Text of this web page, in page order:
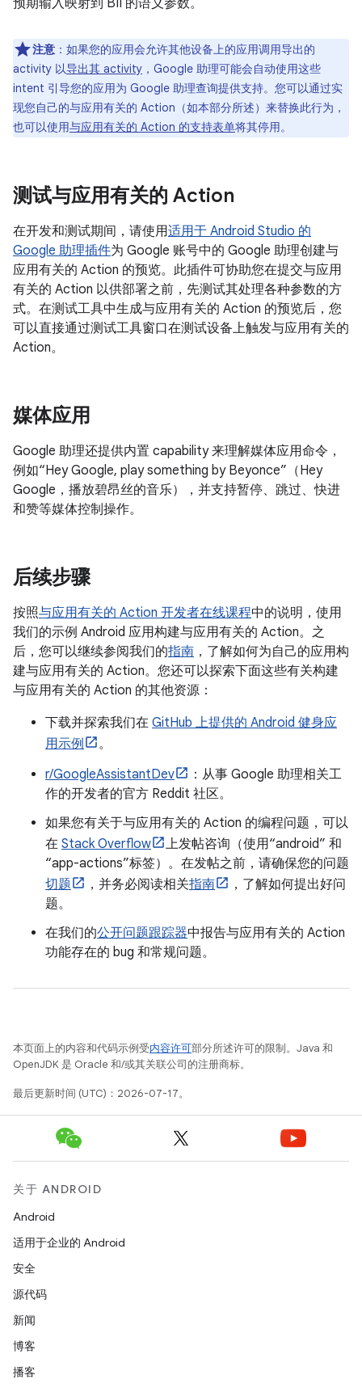
注意 ：如果您的应用会允许其他设备上的应用调用导出的
activity 以导出其 activity ，Google 助理可能会自动使用这些
intent 引导您的应用为 Google 助理查询提供支持。您可以通过实
现您自己的与应用有关的 Action（如本部分所述）来替换此行为，
也可以使用与应用有关的 Action 的支持表单将其停用。
测试与应用有关的 Action
在开发和测试期间，请使用适用于 Android Studio 的
Google 助理插件为 Google 账号中的 Google 助理创建与
应用有关的 Action 的预览。此插件可协助您在提交与应用
有关的 Action 以供部署之前，先测试其处理各种参数的方
式。在测试工具中生成与应用有关的 Action 的预览后，您
可以直接通过测试工具窗口在测试设备上触发与应用有关的
Action。
媒体应用
Google 助理还提供内置 capability 来理解媒体应用命令，
例如“Hey Google, play something by Beyonce”（Hey
Google，播放碧昂丝的音乐），并支持暂停、跳过、快进
和赞等媒体控制操作。
后续步骤
按照与应用有关的 Action 开发者在线课程中的说明，使用
我们的示例 Android 应用构建与应用有关的 Action。之
后，您可以继续参阅我们的指南 ，了解如何为自己的应用构
建与应用有关的 Action。您还可以探索下面这些有关构建
与应用有关的 Action 的其他资源：
下载并探索我们在 GitHub 上提供的 Android 健身应
用示例
。
r/GoogleAssistantDev
：从事 Google 助理相关工
作的开发者的官方 Reddit 社区。
如果您有关于与应用有关的 Action 的编程问题，可以
在 Stack Overflow
上发帖咨询（使用“android” 和
“app-actions”标签）。在发帖之前，请确保您的问题
切题
，并务必阅读相关指南
，了解如何提出好问
题。
在我们的公开问题跟踪器中报告与应用有关的 Action
功能存在的 bug 和常规问题。
本页面上的内容和代码示例受内容许可部分所述许可的限制。Java 和
OpenJDK 是 Oracle 和/或其关联公司的注册商标。
最后更新时间 (UTC)：2026-07-17。
关于 ANDROID
Android
适用于企业的 Android
安全
源代码
新闻
博客
播客